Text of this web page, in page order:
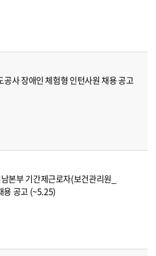
사 장애인 체험형 인턴사원 채용 공고
본부 기간제근로자(보건관리원_
용 공고 (~5.25)